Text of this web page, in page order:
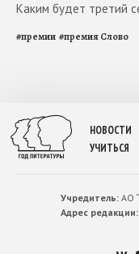
Каким будет третий
#премии #премия Слово
НОВОСТИ
УЧИТЬСЯ
Учредитель:АО
Адрес редакции: